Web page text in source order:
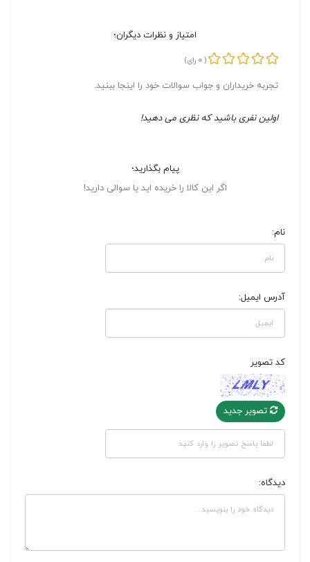
امتیاز و نظرات دیگران؛
(
0 رای)
تجربه خریداران و جواب سوالات خود را اینجا ببنید.
اولین نفری باشید که نظری می دهید!
پیام بگذارید؛
اگر این کالا را خریده اید یا سوالی دارید!
نام:
آدرس ایمیل:
کد تصویر
تصویر جدید
دیدگاه: